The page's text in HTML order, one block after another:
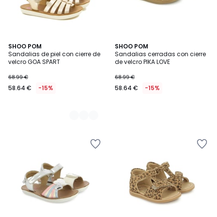
SHOO POM
Sandalias de piel con cierre de
velcro GOA SPART
68.99 €
58.64 € -15%
2
Colores
SHOO POM
Sandalias cerradas con cierre
de velcro PIKA LOVE
68.99 €
58.64 € -15%